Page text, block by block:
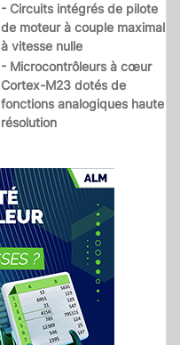
- Circuits intégrés de pilote
de moteur à couple maximal
à vitesse nulle
- Microcontrôleurs à cœur
Cortex-M23 dotés de
fonctions analogiques haute
résolution